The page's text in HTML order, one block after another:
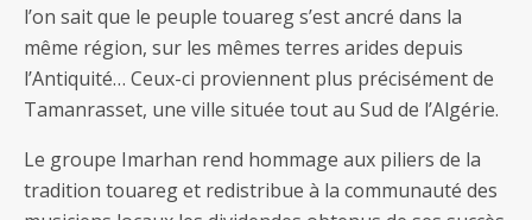
l’on sait que le peuple touareg s’est ancré dans la
même région, sur les mêmes terres arides depuis
l’Antiquité… Ceux-ci proviennent plus précisément de
Tamanrasset, une ville située tout au Sud de l’Algérie.
Le groupe Imarhan rend hommage aux piliers de la
tradition touareg et redistribue à la communauté des